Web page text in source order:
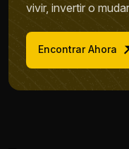
vivir, invertir o
Encontrar Ahora